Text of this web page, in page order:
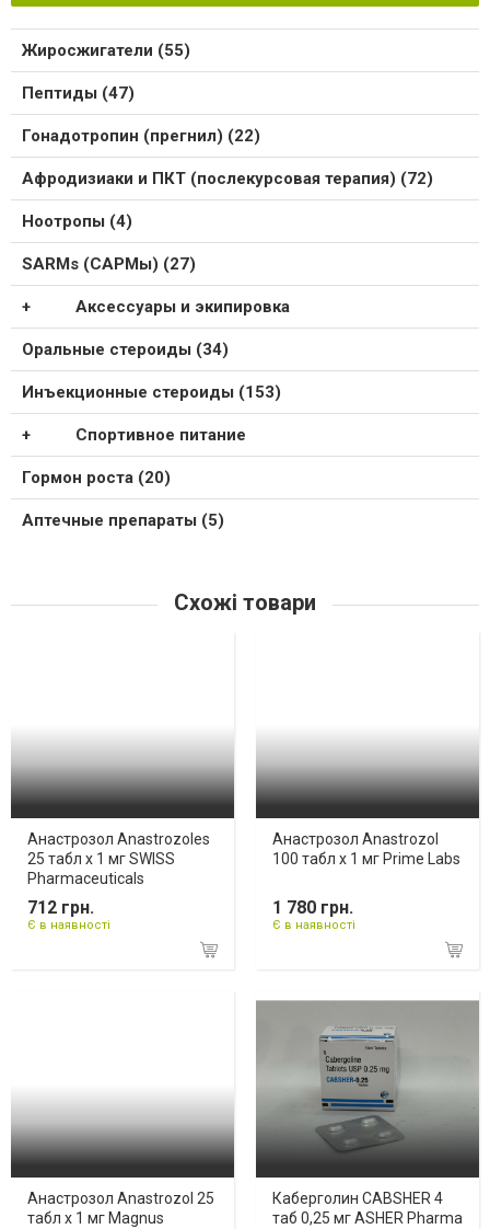
Жиросжигатели (55)
Пептиды (47)
Гонадотропин (прегнил) (22)
Афродизиаки и ПКТ (послекурсовая терапия) (72)
Ноотропы (4)
SARMs (САРМы) (27)
Аксессуары и экипировка
Оральные стероиды (34)
Инъекционные стероиды (153)
Спортивное питание
Гормон роста (20)
Аптечные препараты (5)
Схожі товари
Анастрозол Anastrozoles
25 табл x 1 мг SWISS
Pharmaceuticals
712 грн.
Є в наявності
Анастрозол Anastrozol
100 табл х 1 мг Prime Labs
1 780 грн.
Є в наявності
Анастрозол Anastrozol 25
табл x 1 мг Magnus
Каберголин CABSHER 4
таб 0,25 мг ASHER Pharma